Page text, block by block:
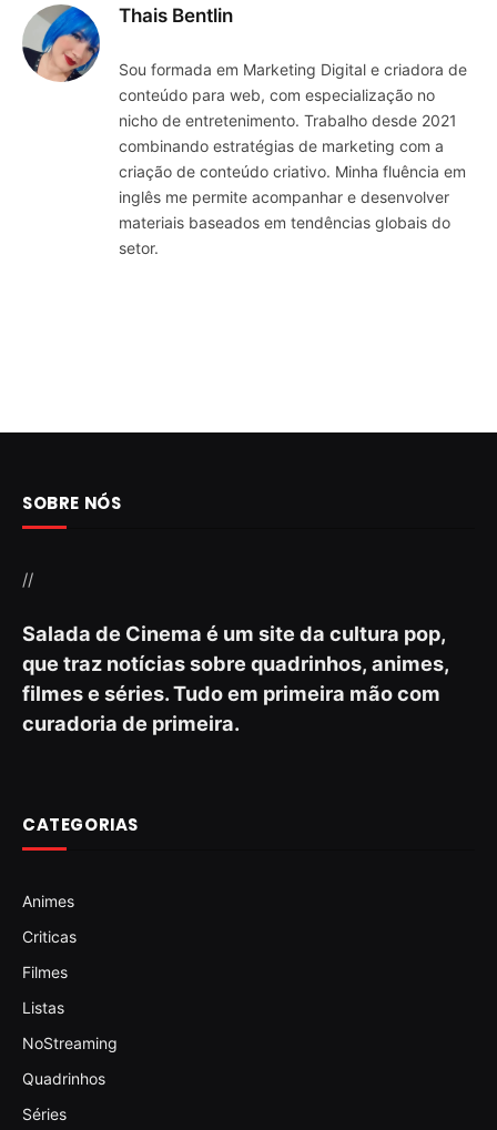
Thais Bentlin
Sou formada em Marketing Digital e criadora de
conteúdo para web, com especialização no
nicho de entretenimento. Trabalho desde 2021
combinando estratégias de marketing com a
criação de conteúdo criativo. Minha fluência em
inglês me permite acompanhar e desenvolver
materiais baseados em tendências globais do
setor.
SOBRE NÓS
//
Salada de Cinema é um site da cultura pop,
que traz notícias sobre quadrinhos, animes,
filmes e séries. Tudo em primeira mão com
curadoria de primeira.
CATEGORIAS
Animes
Criticas
Filmes
Listas
NoStreaming
Quadrinhos
Séries